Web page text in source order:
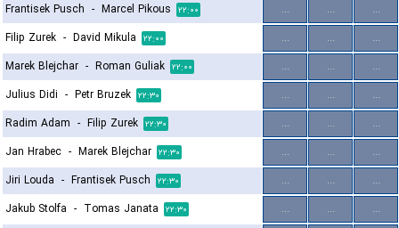
Frantisek Pusch - Marcel Pikous ۲۲:۰۰ ... ...
...
Filip Zurek - David Mikula ۲۲:۰۰ ... ...
...
Marek Blejchar - Roman Guliak ۲۲:۰۰ ... ...
...
Julius Didi - Petr Bruzek ۲۲:۳۰ ... ...
...
Radim Adam - Filip Zurek ۲۲:۳۰ ... ...
...
Jan Hrabec - Marek Blejchar ۲۲:۳۰ ... ...
...
Jiri Louda - Frantisek Pusch ۲۲:۳۰ ... ...
...
Jakub Stolfa - Tomas Janata ۲۲:۳۰ ... ...
...